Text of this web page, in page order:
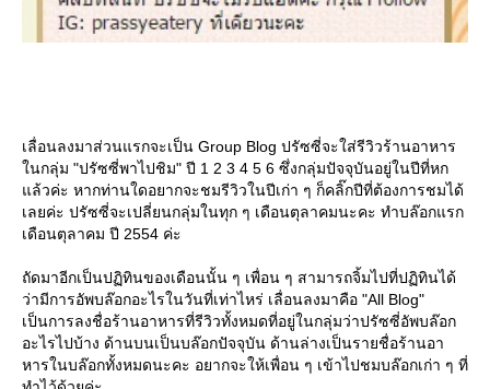
เลื่อนลงมาส่วนแรกจะเป็น Group Blog ปรัซซี่จะใส่รีวิวร้านอาหาร
นกลุ่ม "ปรัซซี่พาไปชิม" ปี 1 2 3 4 5 6 ซึ่งกลุ่มปัจจุบันอยู่ในปีที่หก
ล้วค่ะ หากท่านใดอยากจะชมรีวิวในปีเก่า ๆ ก็คลิ๊กปีที่ต้องการชมได้
เลยค่ะ ปรัซซี่จะเปลี่ยนกลุ่มในทุก ๆ เดือนตุลาคมนะคะ ทำบล๊อกแรก
เดือนตุลาคม ปี 2554 ค่ะ
ถัดมาอีกเป็นปฏิทินของเดือนนั้น ๆ เพื่อน ๆ สามารถจิ้มไปที่ปฏิทินได้
ว่ามีการอัพบล๊อกอะไรในวันที่เท่าไหร่ เลื่อนลงมาคือ "All Blog"
เป็นการลงชื่อร้านอาหารที่รีวิวทั้งหมดที่อยู่ในกลุ่มว่าปรัซซี่อัพบล๊อก
อะไรไปบ้าง ด้านบนเป็นบล๊อกปัจจุบัน ด้านล่างเป็นรายชื่อร้านอา
หารในบล๊อกทั้งหมดนะคะ อยากจะให้เพื่อน ๆ เข้าไปชมบล๊อกเก่า ๆ ที่